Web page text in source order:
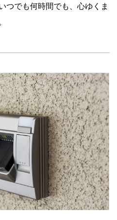
つでも何時間でも、心ゆくま